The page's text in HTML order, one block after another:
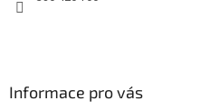
Informace pro vás